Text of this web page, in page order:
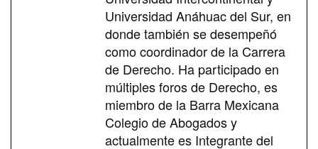
Universidad Anáhuac del Sur, en
donde también se desempeñó
como coordinador de la Carrera
de Derecho. Ha participado en
múltiples foros de Derecho, es
miembro de la Barra Mexicana
Colegio de Abogados y
actualmente es Integrante del